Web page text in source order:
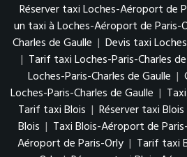
Réserver taxi Loches-Aéroport de
un taxi à Loches-Aéroport de Paris-
Charles de Gaulle | Devis taxi
| Tarif taxi Loches-Paris-Charles
Loches-Paris-Charles de Gaulle |
Loches-Paris-Charles de Gaulle |
Tarif taxi Blois | Réserver taxi Blois
Blois | Taxi Blois-Aéroport de
Aéroport de Paris-Orly | Tarif taxi